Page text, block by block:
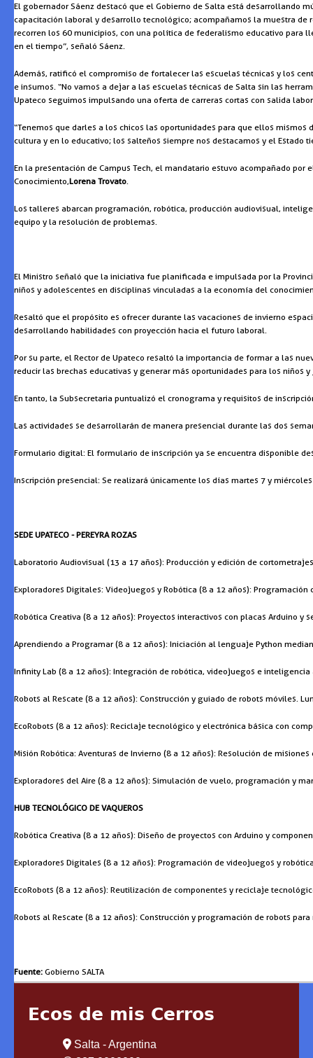
El gobernador Sáenz destacó que el Gobierno de Salta está desarrollando
capacitación laboral y desarrollo tecnológico; acompañamos la muestra de
recorren los 60 municipios, con una política de federalismo educativo para
en el tiempo”, señaló Sáenz.
Además, ratificó el compromiso de fortalecer las escuelas técnicas y los
e insumos. “No vamos a dejar a las escuelas técnicas de Salta sin las
Upateco seguimos impulsando una oferta de carreras cortas con salida
“Tenemos que darles a los chicos las oportunidades para que ellos
cultura y en lo educativo; los salteños siempre nos destacamos y el Estado
En la presentación de Campus Tech, el mandatario estuvo acompañado por
Conocimiento,Lorena Trovato.
Los talleres abarcan programación, robótica, producción audiovisual,
equipo y la resolución de problemas.
El Ministro señaló que la iniciativa fue planificada e impulsada por la
niños y adolescentes en disciplinas vinculadas a la economía del
Resaltó que el propósito es ofrecer durante las vacaciones de invierno
desarrollando habilidades con proyección hacia el futuro laboral.
Por su parte, el Rector de Upateco resaltó la importancia de formar a las
reducir las brechas educativas y generar más oportunidades para los niños
En tanto, la Subsecretaria puntualizó el cronograma y requisitos de
Las actividades se desarrollarán de manera presencial durante las dos
Formulario digital: El formulario de inscripción ya se encuentra disponible
Inscripción presencial: Se realizará únicamente los días martes 7 y
SEDE UPATECO - PEREYRA ROZAS
Laboratorio Audiovisual (13 a 17 años): Producción y edición de
Exploradores Digitales: Videojuegos y Robótica (8 a 12 años):
Robótica Creativa (8 a 12 años): Proyectos interactivos con placas Arduino y
Aprendiendo a Programar (8 a 12 años): Iniciación al lenguaje Python
Infinity Lab (8 a 12 años): Integración de robótica, videojuegos e
Robots al Rescate (8 a 12 años): Construcción y guiado de robots móviles.
EcoRobots (8 a 12 años): Reciclaje tecnológico y electrónica básica con
Misión Robótica: Aventuras de Invierno (8 a 12 años): Resolución de
Exploradores del Aire (8 a 12 años): Simulación de vuelo, programación y
HUB TECNOLÓGICO DE VAQUEROS
Robótica Creativa (8 a 12 años): Diseño de proyectos con Arduino y
Exploradores Digitales (8 a 12 años): Programación de videojuegos y
EcoRobots (8 a 12 años): Reutilización de componentes y reciclaje
Robots al Rescate (8 a 12 años): Construcción y programación de robots
Fuente: Gobierno SALTA
Ecos de mis Cerros
Salta - Argentina